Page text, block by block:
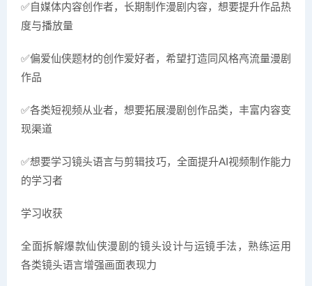
✅自媒体内容创作者，长期制作漫剧内容，想要提升作品热
度与播放量
✅偏爱仙侠题材的创作爱好者，希望打造同风格高流量漫剧
作品
✅各类短视频从业者，想要拓展漫剧创作品类，丰富内容变
现渠道
✅想要学习镜头语言与剪辑技巧，全面提升AI视频制作能力
的学习者
学习收获
全面拆解爆款仙侠漫剧的镜头设计与运镜手法，熟练运用
各类镜头语言增强画面表现力